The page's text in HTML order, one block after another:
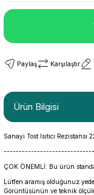
Paylaş Karşılaştır
Ürün Bilgisi
Sanayi Tost Isıtıcı Rezistansı
ÇOK ÖNEMLİ: Bu ürün
Lütfen aramış olduğunuz
Görüntüsünün ve teknik